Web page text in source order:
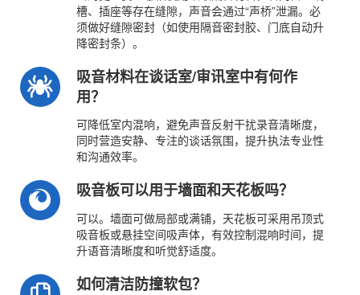
槽、插座等存在缝隙，声音会通过“声桥”泄漏。必
须做好缝隙密封（如使用隔音密封胶、门底自动升
降密封条）。
吸音材料在谈话室/审讯室中有何作
用？
可降低室内混响，避免声音反射干扰录音清晰度，
同时营造安静、专注的谈话氛围，提升执法专业性
和沟通效率。
吸音板可以用于墙面和天花板吗？
可以。墙面可做局部或满铺，天花板可采用吊顶式
吸音板或悬挂空间吸声体，有效控制混响时间，提
升语音清晰度和听觉舒适度。
如何清洁防撞软包？